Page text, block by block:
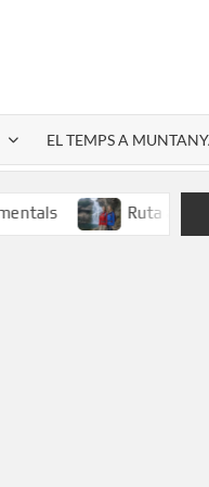
EL TEMPS A
Ruta al Salt de